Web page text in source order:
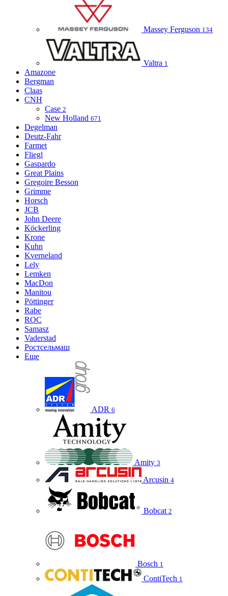
Massey Ferguson 134
Valtra 1
Amazone
Bergman
Claas
CNH
Case 2
New Holland 671
Degelman
Deutz-Fahr
Farmet
Fliegl
Gaspardo
Great Plains
Gregoire Besson
Grimme
Horsch
JCB
John Deere
Köckerling
Krone
Kuhn
Kverneland
Lely
Lemken
MacDon
Manitou
Pöttinger
Rabe
ROC
Samasz
Vaderstad
Ростсельмаш
Еще
ADR 6
Amity 3
Arcusin 4
Bobcat 2
Bosch 1
ContiTech 1